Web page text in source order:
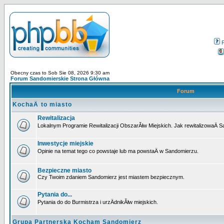
Obecny czas to Sob Sie 08, 2026 9:30 am
Forum Sandomierskie Strona Główna
Forum
KochaÄ to miasto
Rewitalizacja
Lokalnym Programie Rewitalizacji ObszarĂłw Miejskich. Jak rewitalizowaÄ
Inwestycje miejskie
Opinie na temat tego co powstaje lub ma powstaÄ w Sandomierzu.
Bezpieczne miasto
Czy Twoim zdaniem Sandomierz jest miastem bezpiecznym.
Pytania do...
Pytania do do Burmistrza i urzÄdnikĂłw miejskich.
Grupa Partnerska Kocham Sandomierz